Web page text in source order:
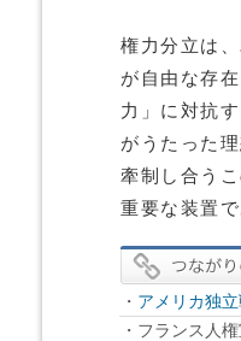
権力分立は
が自由な存
力」に対抗
がうたった
牽制し合う
重要な装置
・ アメリカ独
・フランス人